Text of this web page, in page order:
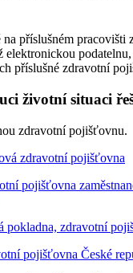
na příslušném
elektronickou
příslušné zdravotní
životní situaci
zdravotní pojišťovnu.
zdravotní pojišťovna
pojišťovna
pokladna, zdravotní
pojišťovna České